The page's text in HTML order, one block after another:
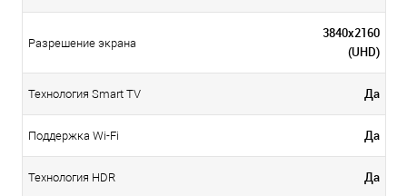
Разрешение экрана
3840х2160
(UHD)
Технология Smart TV Да
Поддержка Wi-Fi Да
Технология HDR Да